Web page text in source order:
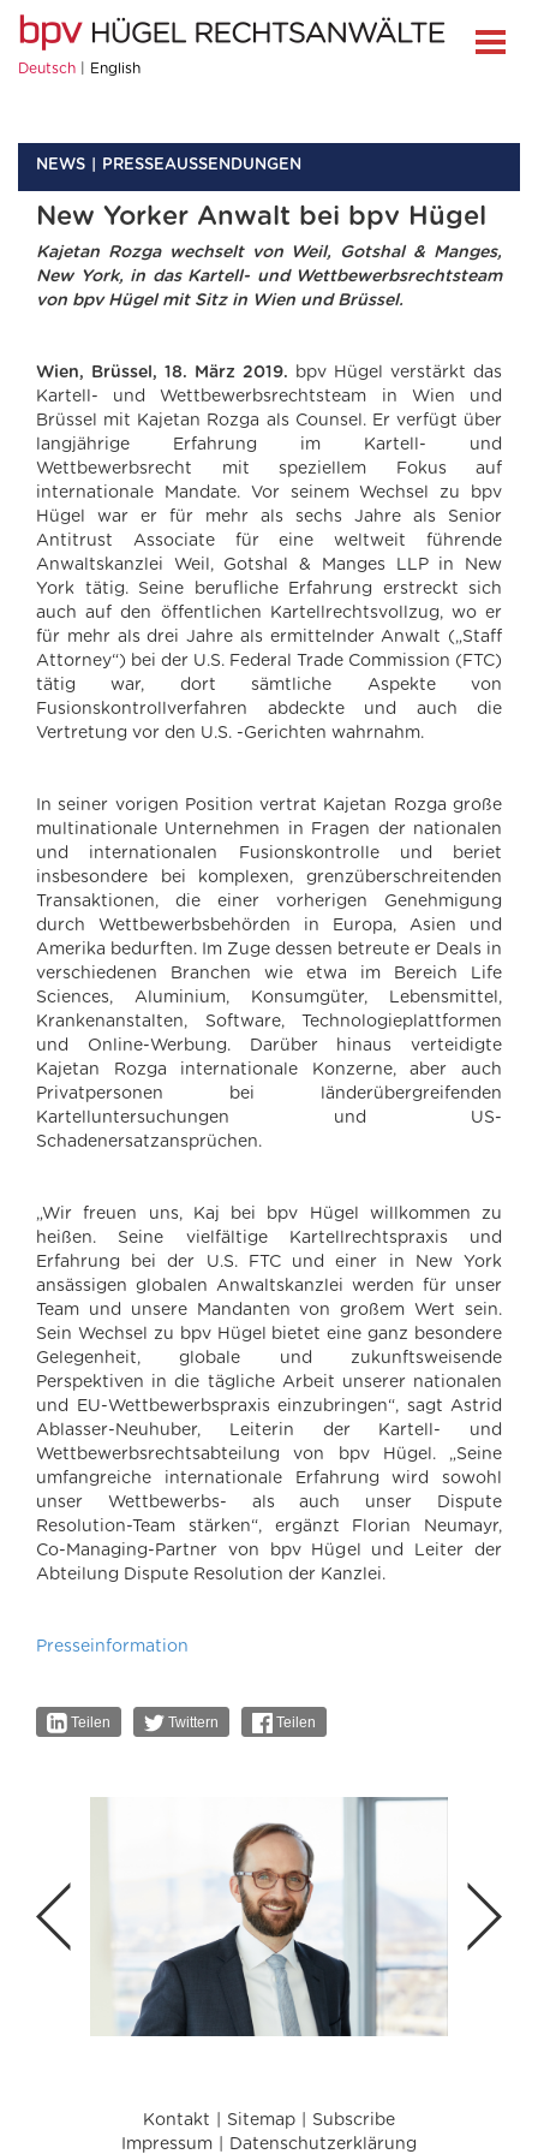
Deutsch English
NEWS PRESSEAUSSENDUNGEN
New Yorker Anwalt bei bpv Hügel
Kajetan Rozga wechselt von Weil, Gotshal & Manges,
New York, in das Kartell- und Wettbewerbsrechtsteam
von bpv Hügel mit Sitz in Wien und Brüssel.
Wien, Brüssel, 18. März 2019. bpv Hügel verstärkt das
Kartell- und Wettbewerbsrechtsteam in Wien und
Brüssel mit Kajetan Rozga als Counsel. Er verfügt über
langjährige Erfahrung im Kartell- und
Wettbewerbsrecht mit speziellem Fokus auf
internationale Mandate. Vor seinem Wechsel zu bpv
Hügel war er für mehr als sechs Jahre als Senior
Antitrust Associate für eine weltweit führende
Anwaltskanzlei Weil, Gotshal & Manges LLP in New
York tätig. Seine berufliche Erfahrung erstreckt sich
auch auf den öffentlichen Kartellrechtsvollzug, wo er
für mehr als drei Jahre als ermittelnder Anwalt („Staff
Attorney“) bei der U.S. Federal Trade Commission (FTC)
tätig war, dort sämtliche Aspekte von
Fusionskontrollverfahren abdeckte und auch die
Vertretung vor den U.S. -Gerichten wahrnahm.
In seiner vorigen Position vertrat Kajetan Rozga große
multinationale Unternehmen in Fragen der nationalen
und internationalen Fusionskontrolle und beriet
insbesondere bei komplexen, grenzüberschreitenden
Transaktionen, die einer vorherigen Genehmigung
durch Wettbewerbsbehörden in Europa, Asien und
Amerika bedurften. Im Zuge dessen betreute er Deals in
verschiedenen Branchen wie etwa im Bereich Life
Sciences, Aluminium, Konsumgüter, Lebensmittel,
Krankenanstalten, Software, Technologieplattformen
und Online-Werbung. Darüber hinaus verteidigte
Kajetan Rozga internationale Konzerne, aber auch
Privatpersonen bei länderübergreifenden
Kartelluntersuchungen und US-
Schadenersatzansprüchen.
„Wir freuen uns, Kaj bei bpv Hügel willkommen zu
heißen. Seine vielfältige Kartellrechtspraxis und
Erfahrung bei der U.S. FTC und einer in New York
ansässigen globalen Anwaltskanzlei werden für unser
Team und unsere Mandanten von großem Wert sein.
Sein Wechsel zu bpv Hügel bietet eine ganz besondere
Gelegenheit, globale und zukunftsweisende
Perspektiven in die tägliche Arbeit unserer nationalen
und EU-Wettbewerbspraxis einzubringen“, sagt Astrid
Ablasser-Neuhuber, Leiterin der Kartell- und
Wettbewerbsrechtsabteilung von bpv Hügel. „Seine
umfangreiche internationale Erfahrung wird sowohl
unser Wettbewerbs- als auch unser Dispute
Resolution-Team stärken“, ergänzt Florian Neumayr,
Co-Managing-Partner von bpv Hügel und Leiter der
Abteilung Dispute Resolution der Kanzlei.
Presseinformation
Teilen Twittern Teilen
Kontakt Sitemap
Subscribe
Impressum
Datenschutzerklärung